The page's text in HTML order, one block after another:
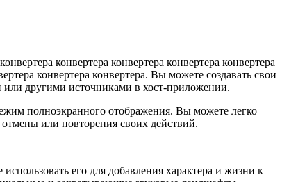
конвертера конвертера конвертера конвертера
конвертера конвертера. Вы можете создавать свои
другими источниками в хост-приложении.
полноэкранного отображения. Вы можете легко
или повторения своих действий.
его для добавления характера и жизни к